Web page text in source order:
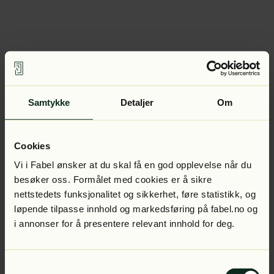
Samtykke Detaljer Om
Cookies
Vi i Fabel ønsker at du skal få en god opplevelse når du
besøker oss. Formålet med cookies er å sikre
nettstedets funksjonalitet og sikkerhet, føre statistikk, og
løpende tilpasse innhold og markedsføring på fabel.no og
i annonser for å presentere relevant innhold for deg.